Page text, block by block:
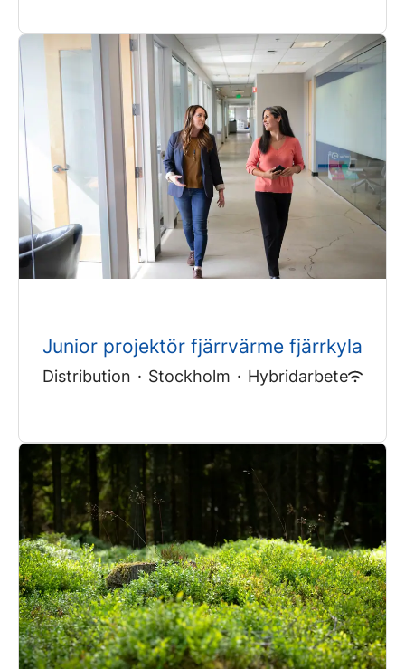
Junior projektör fjärrvärme fjärrkyla
Distribution · Stockholm · Hybridarbete